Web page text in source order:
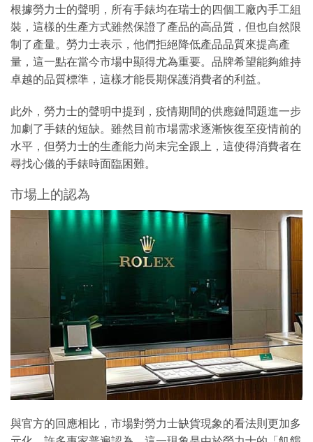
根據勞力士的聲明，所有手錶均在瑞士的四個工廠內手工組
裝，這樣的生產方式雖然保證了產品的高品質，但也自然限
制了產量。勞力士表示，他們拒絕降低產品品質來提高產
量，這一點在當今市場中顯得尤為重要。品牌希望能夠維持
卓越的品質標準，這樣才能長期保護消費者的利益。
此外，勞力士的聲明中提到，疫情期間的供應鏈問題進一步
加劇了手錶的短缺。雖然目前市場需求逐漸恢復至疫情前的
水平，但勞力士的生產能力尚未完全跟上，這使得消費者在
尋找心儀的手錶時面臨困難。
市場上的認為
與官方的回應相比，市場對勞力士缺貨現象的看法則更加多